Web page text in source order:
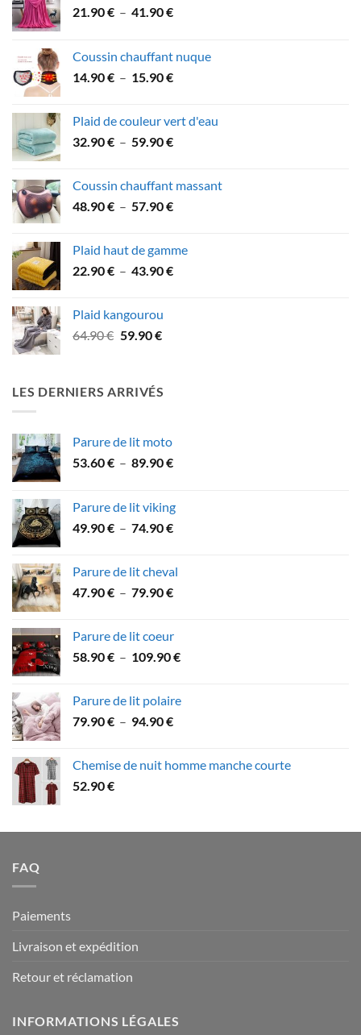
21.90€ – 41.90€Plage
21.90 €
à
Coussin chauffant nuque
14.90€ – 15.90€Plage
14.90 €
à
Plaid de couleur vert d'eau
32.90€ – 59.90€Plage
32.90 €
à
Coussin chauffant massant
48.90€ – 57.90€Plage
48.90 €
à
Plaid haut de gamme
22.90€ – 43.90€Plage
Plaid kangourou
64.90€ Le
était :
59.90€Le
est :
LES DERNIERS ARRIVÉS
Parure de lit moto
53.60€ – 89.90€Plage
53.60 €
à
Parure de lit viking
49.90€ – 74.90€Plage
49.90 €
à
Parure de lit cheval
47.90€ – 79.90€Plage
à
Parure de lit coeur
58.90€ – 109.90€Plage
58.90 €
Parure de lit polaire
79.90€ – 94.90€Plage
79.90 €
Chemise de nuit homme manche courte
52.90€
FAQ
Paiements
Livraison et expédition
Retour et réclamation
INFORMATIONS LÉGALES